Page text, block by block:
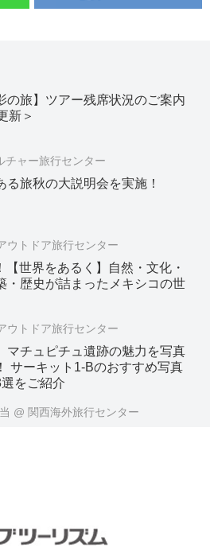
の旅】ツアー残席状況のご案内
新＞
チャー旅行センター
る旅秋の大説明会を実施！
ウトドア旅行センター
【世界をあるく】自然・文化・
・歴史が詰まったメキシコの世
ウトドア旅行センター
マチュピチュ遺跡の魅力を写真
サーキット1-Bのおすすめ写真
をご紹介
@ 関西海外旅行センター